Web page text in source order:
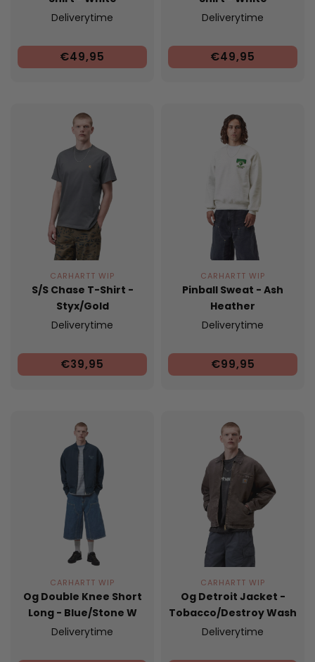
Deliverytime
€49,95
Deliverytime
€49,95
CARHARTT WIP
S/S Chase T-Shirt -
Styx/Gold
Deliverytime
€39,95
CARHARTT WIP
Pinball Sweat - Ash
Heather
Deliverytime
€99,95
CARHARTT WIP
Og Double Knee Short
Long - Blue/Stone W
Deliverytime
CARHARTT WIP
Og Detroit Jacket -
Tobacco/Destroy Wash
Deliverytime